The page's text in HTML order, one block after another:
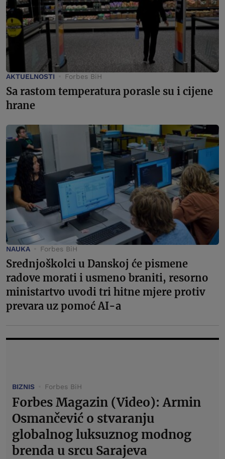
AKTUELNOSTI Forbes BiH
Sa rastom temperatura porasle su i cijene
hrane
NAUKA Forbes BiH
Srednjoškolci u Danskoj će pismene
radove morati i usmeno braniti, resorno
ministartvo uvodi tri hitne mjere protiv
prevara uz pomoć AI-a
BIZNIS Forbes BiH
Forbes Magazin (Video): Armin
Osmančević o stvaranju
globalnog luksuznog modnog
brenda u srcu Sarajeva